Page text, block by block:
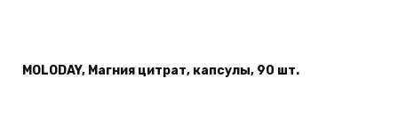
MOLODAY, Магния цитрат, капсулы, 90 шт.